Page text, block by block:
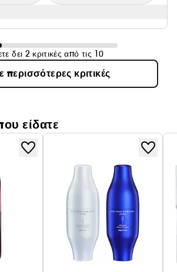
δει 2 κριτικές από τις 10
περισσότερες κριτικές
είδατε